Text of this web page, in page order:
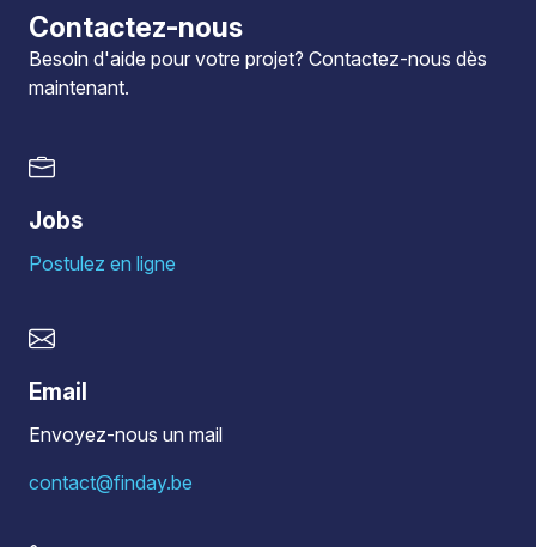
Contactez-nous
Besoin d'aide pour votre projet? Contactez-nous dès
maintenant.
Jobs
Postulez en ligne
Email
Envoyez-nous un mail
contact@finday.be